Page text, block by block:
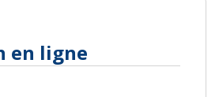
en ligne